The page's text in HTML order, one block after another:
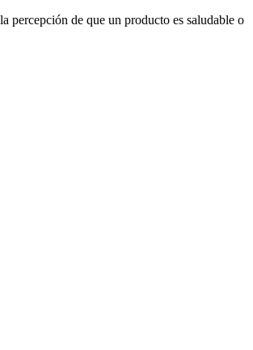
percepción de que un producto es saludable o